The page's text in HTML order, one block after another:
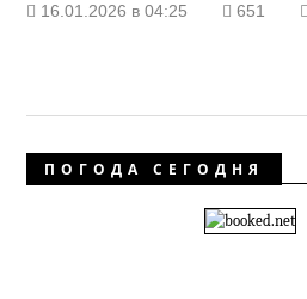
16.01.2026 в 04:25 651
ПОГОДА СЕГОДНЯ